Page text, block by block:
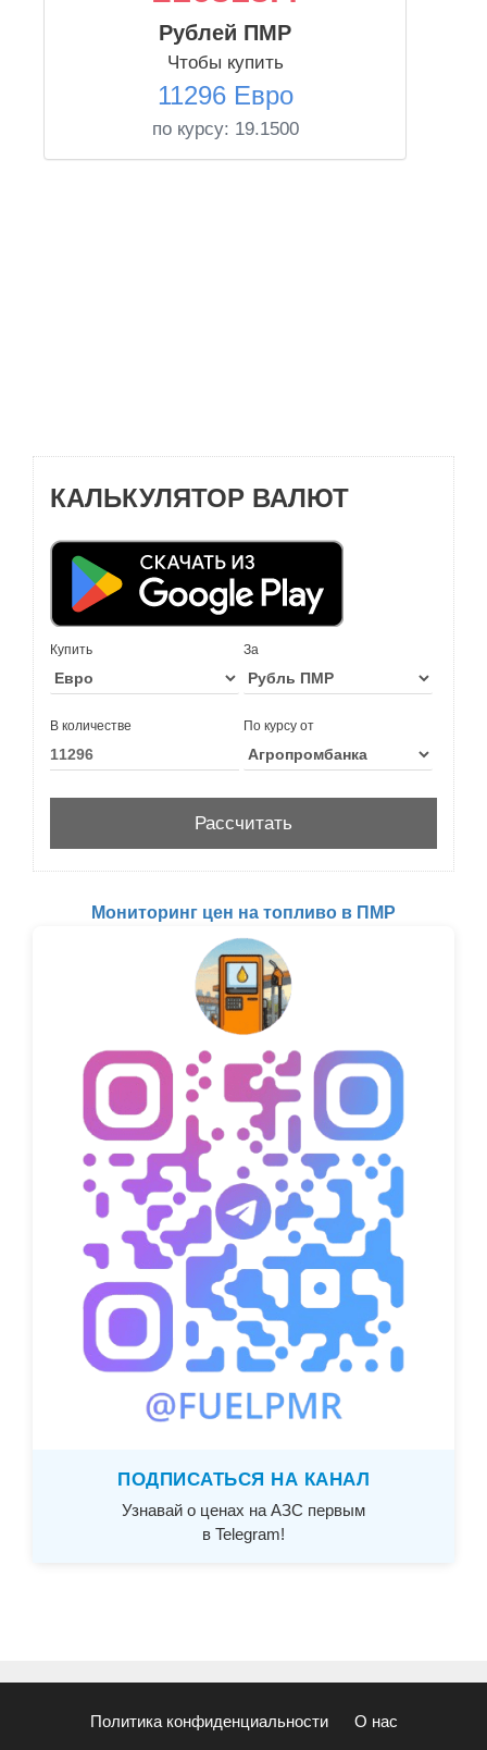
Рублей ПМР
Чтобы купить
11296 Евро
по курсу: 19.1500
КАЛЬКУЛЯТОР ВАЛЮТ
Купить За
В количестве По курсу от
Мониторинг цен на топливо в ПМР
ПОДПИСАТЬСЯ НА КАНАЛ
Узнавай о ценах на АЗС первым
в Telegram!
Политика конфиденциальности О нас